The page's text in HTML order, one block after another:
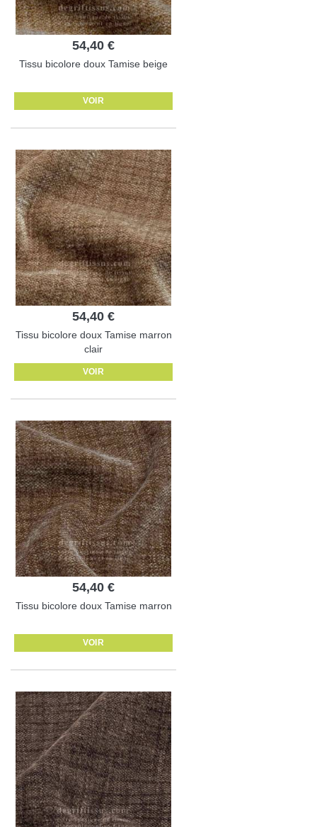
54,40 €
Tissu bicolore doux Tamise beige
VOIR
54,40 €
Tissu bicolore doux Tamise marron
clair
VOIR
54,40 €
Tissu bicolore doux Tamise marron
VOIR